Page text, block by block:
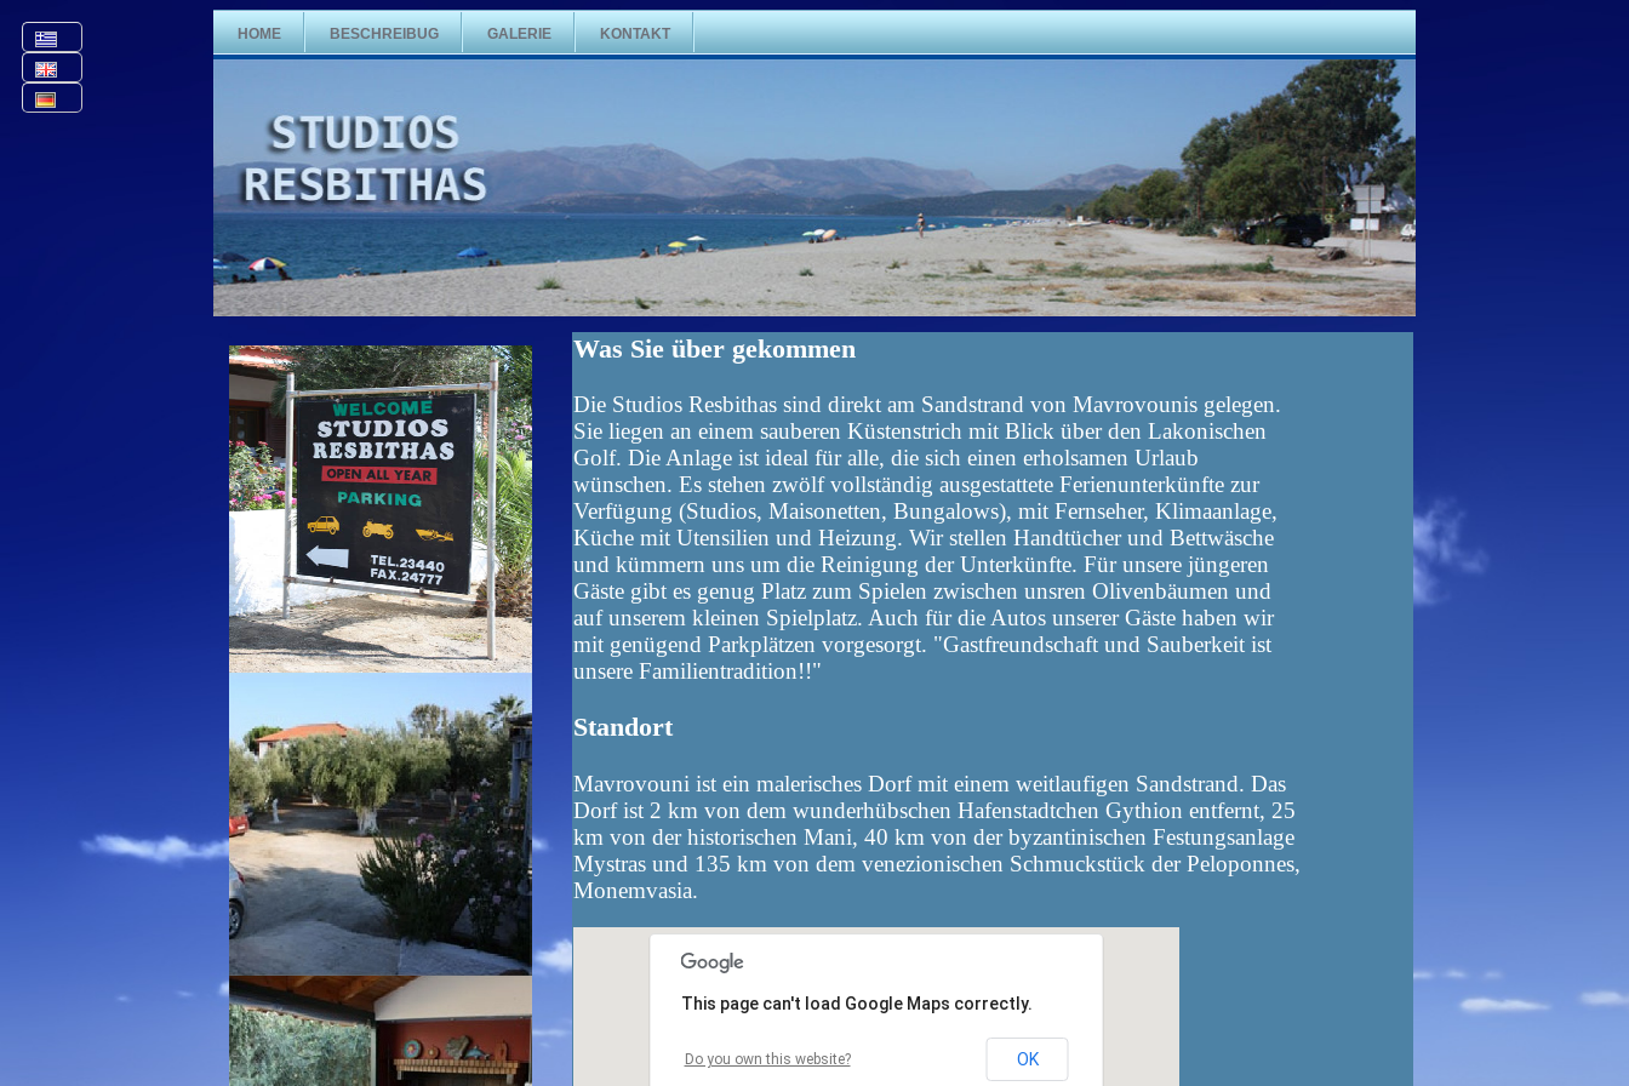
HOME BESCHREIBUG GALERIE KONTAKT
Was Sie über gekommen
Die Studios Resbithas sind direkt am Sandstrand von Mavrovounis gelegen.
Sie liegen an einem sauberen Küstenstrich mit Blick über den Lakonischen
Golf. Die Anlage ist ideal für alle, die sich einen erholsamen Urlaub
wünschen. Es stehen zwölf vollständig ausgestattete Ferienunterkünfte zur
Verfügung (Studios, Maisonetten, Bungalows), mit Fernseher, Klimaanlage,
Küche mit Utensilien und Heizung. Wir stellen Handtücher und Bettwäsche
und kümmern uns um die Reinigung der Unterkünfte. Für unsere jüngeren
Gäste gibt es genug Platz zum Spielen zwischen unsren Olivenbäumen und
auf unserem kleinen Spielplatz. Auch für die Autos unserer Gäste haben wir
mit genügend Parkplätzen vorgesorgt. "Gastfreundschaft und Sauberkeit ist
unsere Familientradition!!"
Standort
Mavrovouni ist ein malerisches Dorf mit einem weitlaufigen Sandstrand. Das
Dorf ist 2 km von dem wunderhübschen Hafenstadtchen Gythion entfernt, 25
km von der historischen Mani, 40 km von der byzantinischen Festungsanlage
Mystras und 135 km von dem venezionischen Schmuckstück der Peloponnes,
Monemvasia.
This page can't load Google Maps correctly.
Do you own this website? OK
This page can't load Google Maps correctly.
Do you own this website? OK